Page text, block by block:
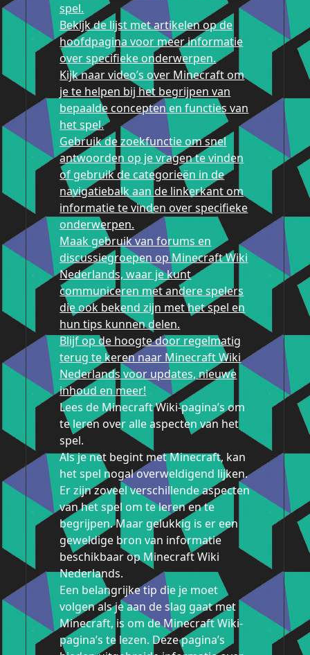
spel.
Bekijk de lijst met artikelen op de
hoofdpagina voor meer informatie
over specifieke onderwerpen.
Kijk naar video’s over Minecraft om
je te helpen bij het begrijpen van
bepaalde concepten en functies van
het spel.
Gebruik de zoekfunctie om snel
antwoorden op je vragen te vinden
of gebruik de categorieën in de
navigatiebalk aan de linkerkant om
informatie te vinden over specifieke
onderwerpen.
Maak gebruik van forums en
discussiegroepen op Minecraft Wiki
Nederlands, waar je kunt
communiceren met andere spelers
die ook bekend zijn met het spel en
hun tips kunnen delen.
Blijf op de hoogte door regelmatig
terug te keren naar Minecraft Wiki
Nederlands voor updates, nieuwe
inhoud en meer!
Lees de Minecraft Wiki-pagina’s om
te leren over alle aspecten van het
spel.
Als je net begint met Minecraft, kan
het spel nogal overweldigend lijken.
Er zijn zoveel verschillende aspecten
van het spel om te leren en te
begrijpen. Maar gelukkig is er een
geweldige bron van informatie
beschikbaar op Minecraft Wiki
Nederlands.
Een belangrijke tip die je moet
volgen als je aan de slag gaat met
Minecraft, is om de Minecraft Wiki-
pagina’s te lezen. Deze pagina’s